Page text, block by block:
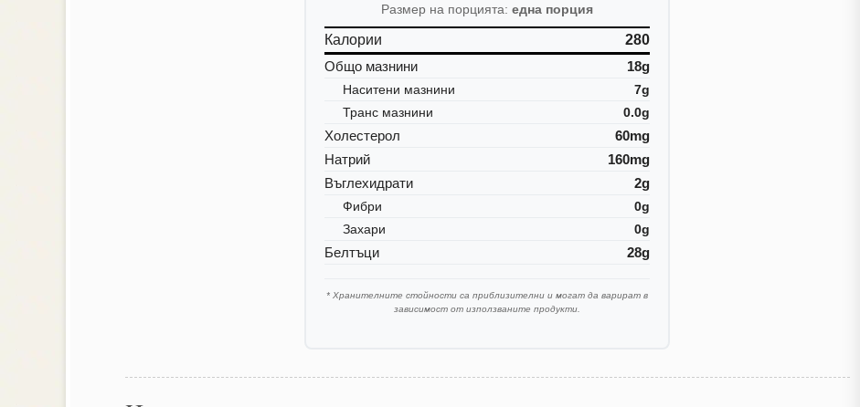
Размер на порцията:една порция
Калории
280
Общо мазнини
18g
Наситени мазнини
7g
Транс мазнини
0.0g
Холестерол
60mg
Натрий
160mg
Въглехидрати
2g
Фибри
0g
Захари
0g
Белтъци 28g
* Хранителните стойности са приблизителни и могат да варират в
зависимост от използваните продукти.